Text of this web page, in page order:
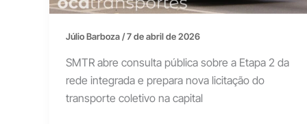
Júlio Barboza/7 de abril de 2026
SMTR abre consulta pública sobre a Etapa 2 da
rede integrada e prepara nova licitação do
transporte coletivo na capital